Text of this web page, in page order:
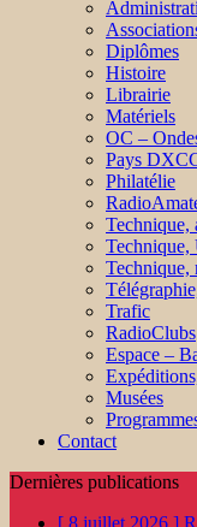
Diplômes
Histoire
Librairie
Matériels
OC –
Pays
Philatélie
Technique,
Technique,
Technique,
Trafic
RadioClubs
Espace –
Musées
Contact
Dernières publications
[ 8 juillet 2026 ]